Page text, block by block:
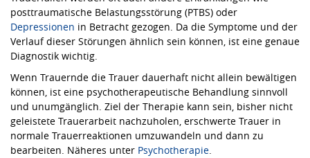
posttraumatische Belastungsstörung (PTBS) oder
Depressionen in Betracht gezogen. Da die Symptome und der
Verlauf dieser Störungen ähnlich sein können, ist eine genaue
Diagnostik wichtig.
Wenn Trauernde die Trauer dauerhaft nicht allein bewältigen
können, ist eine psychotherapeutische Behandlung sinnvoll
und unumgänglich. Ziel der Therapie kann sein, bisher nicht
geleistete Trauerarbeit nachzuholen, erschwerte Trauer in
normale Trauerreaktionen umzuwandeln und dann zu
bearbeiten. Näheres unter Psychotherapie.